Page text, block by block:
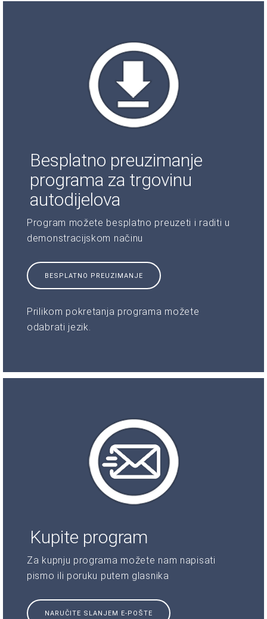
Besplatno preuzimanje
programa za trgovinu
autodijelova
Program možete besplatno preuzeti i raditi u
demonstracijskom načinu
BESPLATNO PREUZIMANJE
Prilikom pokretanja programa možete
odabrati jezik.
Kupite program
Za kupnju programa možete nam napisati
pismo ili poruku putem glasnika
NARUČITE SLANJEM E-POŠTE